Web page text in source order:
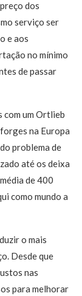
dos
serviço ser
e aos
no mínimo
de passar
com um Ortlieb
na Europa
problema de
até os deixa
de 400
como mundo a
o mais
Desde que
nas
para melhorar